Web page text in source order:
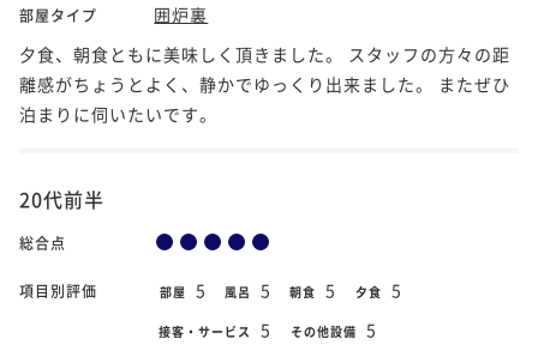
部屋タイプ
囲炉裏
夕食、朝食ともに美味しく頂きました。 スタッフの方々の距
離感がちょうとよく、静かでゆっくり出来ました。 またぜひ
泊まりに伺いたいです。
20代前半
総合点
項目別評価 部屋 5 風呂 5 朝食 5 夕食 5
接客・サービス 5 その他設備 5